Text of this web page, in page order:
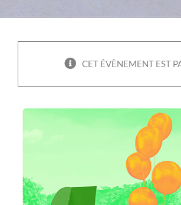
CET ÉVÈNEMENT EST